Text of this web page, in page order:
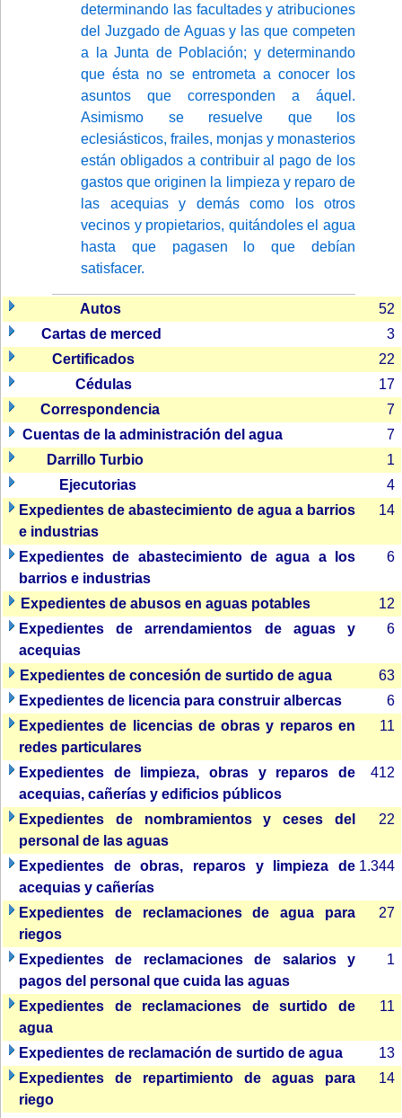
determinando las facultades y atribuciones
del Juzgado de Aguas y las que competen
a la Junta de Población; y determinando
que ésta no se entrometa a conocer los
asuntos que corresponden a áquel.
Asimismo se resuelve que los
eclesiásticos, frailes, monjas y monasterios
están obligados a contribuir al pago de los
gastos que originen la limpieza y reparo de
las acequias y demás como los otros
vecinos y propietarios, quitándoles el agua
hasta que pagasen lo que debían
satisfacer.
Autos
52
Cartas de merced
3
Certificados
22
Cédulas
17
Correspondencia
7
Cuentas de la administración del agua
7
Darrillo Turbio
1
Ejecutorias
4
Expedientes de abastecimiento de agua a barrios
e industrias
14
Expedientes de abastecimiento de agua a los
barrios e industrias
6
Expedientes de abusos en aguas potables
12
Expedientes de arrendamientos de aguas y
acequias
6
Expedientes de concesión de surtido de agua
63
Expedientes de licencia para construir albercas
6
Expedientes de licencias de obras y reparos en
redes particulares
11
Expedientes de limpieza, obras y reparos de
acequias, cañerías y edificios públicos
412
Expedientes de nombramientos y ceses del
personal de las aguas
22
Expedientes de obras, reparos y limpieza de
acequias y cañerías
1.344
Expedientes de reclamaciones de agua para
riegos
27
Expedientes de reclamaciones de salarios y
pagos del personal que cuida las aguas
1
Expedientes de reclamaciones de surtido de
agua
11
Expedientes de reclamación de surtido de agua
13
Expedientes de repartimiento de aguas para
riego
14